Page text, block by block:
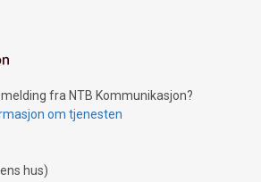
fra NTB Kommunikasjon?
om tjenesten
hus)